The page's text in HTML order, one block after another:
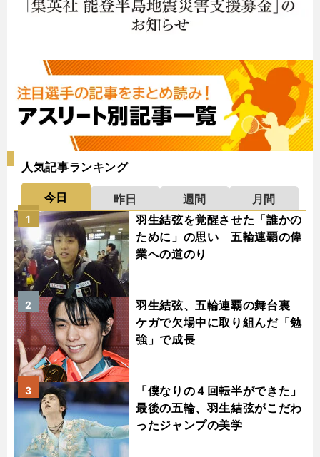
人気記事ランキング
今日 昨日 週間
月間
羽生結弦を覚醒させた「誰かの
ために」の思い 五輪連覇の偉
業への道のり
1
羽生結弦、五輪連覇の舞台裏
ケガで欠場中に取り組んだ「勉
強」で成長
2
「僕なりの４回転半ができた」
最後の五輪、羽生結弦がこだわ
ったジャンプの美学
3